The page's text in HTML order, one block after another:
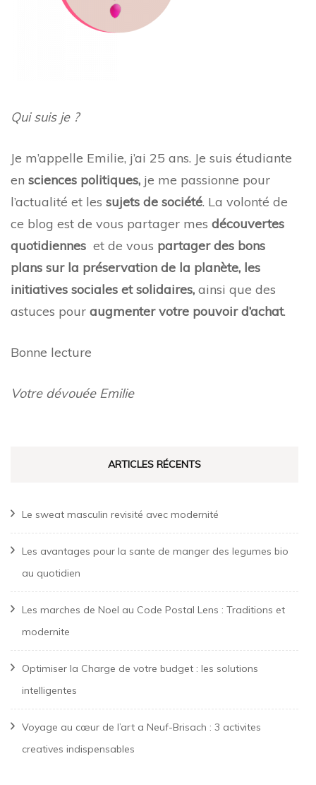
Qui suis je ?
Je m’appelle Emilie, j’ai 25 ans. Je suis étudiante
en sciences politiques, je me passionne pour
l’actualité et les sujets de société. La volonté de
ce blog est de vous partager mes découvertes
quotidiennes et de vous partager des bons
plans sur la préservation de la planète, les
initiatives sociales et solidaires, ainsi que des
astuces pour augmenter votre pouvoir d’achat.
Bonne lecture
Votre dévouée Emilie
ARTICLES RÉCENTS
Le sweat masculin revisité avec modernité
Les avantages pour la sante de manger des legumes bio
au quotidien
Les marches de Noel au Code Postal Lens : Traditions et
modernite
Optimiser la Charge de votre budget : les solutions
intelligentes
Voyage au cœur de l’art a Neuf-Brisach : 3 activites
creatives indispensables